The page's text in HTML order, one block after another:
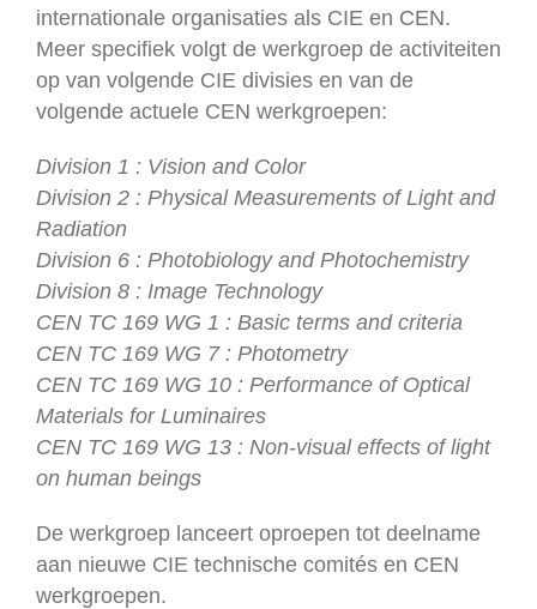
internationale organisaties als CIE en CEN.
Meer specifiek volgt de werkgroep de activiteiten
op van volgende CIE divisies en van de
volgende actuele CEN werkgroepen:
Division 1 : Vision and Color
Division 2 : Physical Measurements of Light and
Radiation
Division 6 : Photobiology and Photochemistry
Division 8 : Image Technology
CEN TC 169 WG 1 : Basic terms and criteria
CEN TC 169 WG 7 : Photometry
CEN TC 169 WG 10 : Performance of Optical
Materials for Luminaires
CEN TC 169 WG 13 : Non-visual effects of light
on human beings
De werkgroep lanceert oproepen tot deelname
aan nieuwe CIE technische comités en CEN
werkgroepen.